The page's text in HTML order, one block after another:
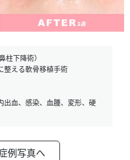
柱下降術）
整える軟骨移植手術
出血、感染、血腫、変形、硬
例写真へ